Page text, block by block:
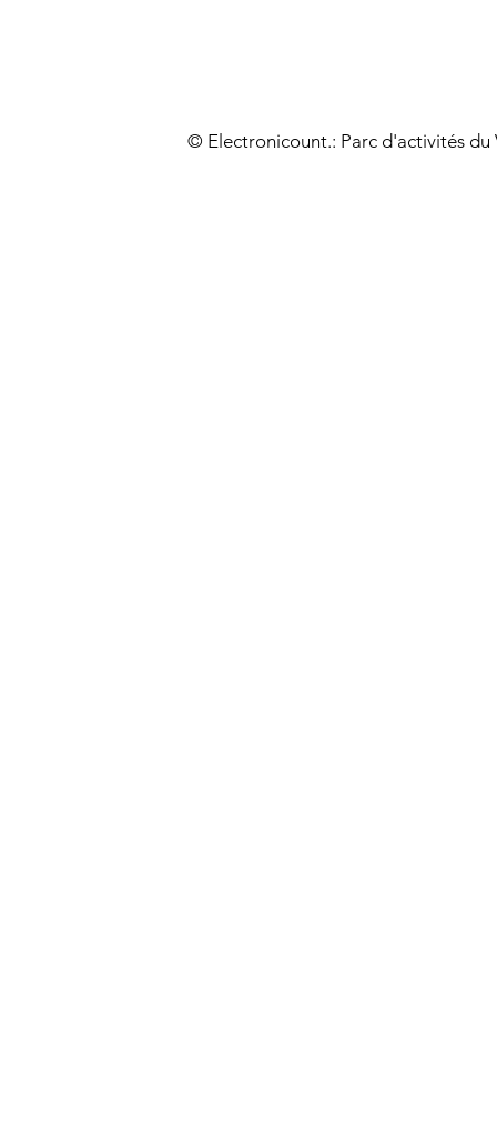
© Electronicount.: Parc d'activités du